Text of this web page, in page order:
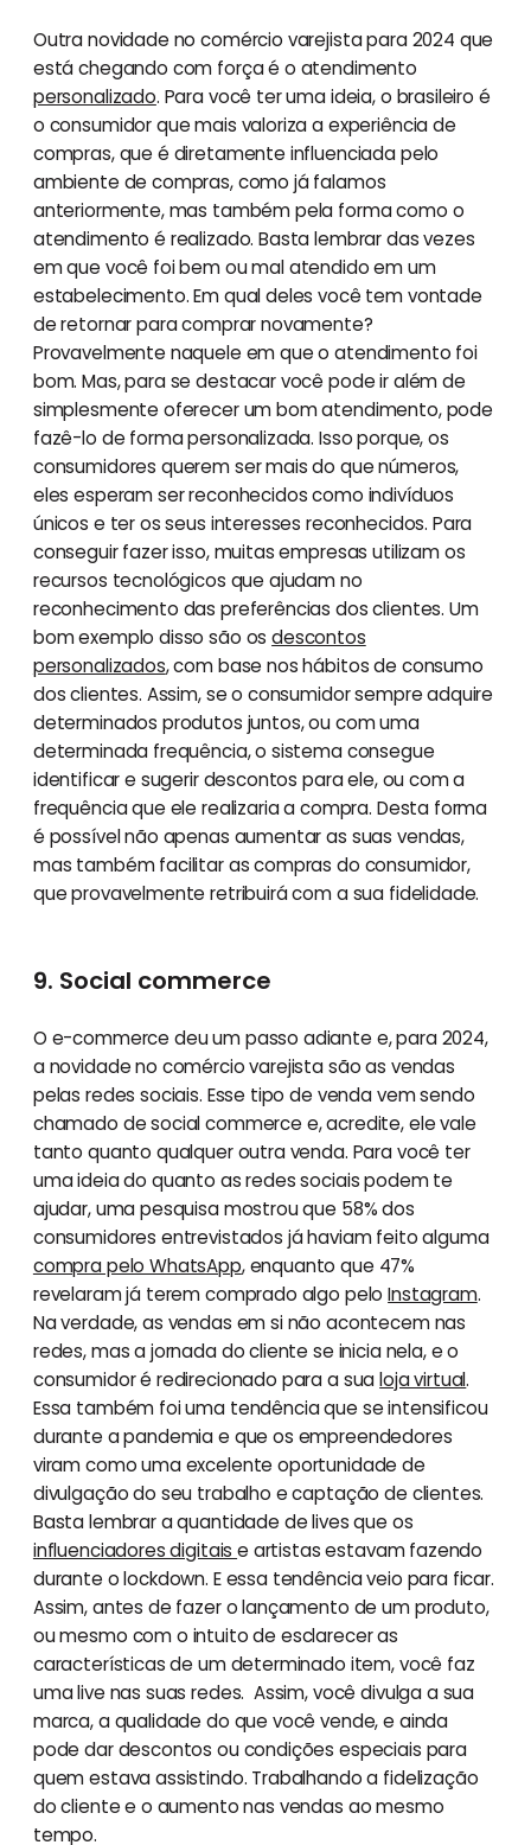
Outra novidade no comércio varejista para 2024 que
está chegando com força é o atendimento
personalizado. Para você ter uma ideia, o brasileiro é
o consumidor que mais valoriza a experiência de
compras, que é diretamente influenciada pelo
ambiente de compras, como já falamos
anteriormente, mas também pela forma como o
atendimento é realizado. Basta lembrar das vezes
em que você foi bem ou mal atendido em um
estabelecimento. Em qual deles você tem vontade
de retornar para comprar novamente?
Provavelmente naquele em que o atendimento foi
bom. Mas, para se destacar você pode ir além de
simplesmente oferecer um bom atendimento, pode
fazê-lo de forma personalizada. Isso porque, os
consumidores querem ser mais do que números,
eles esperam ser reconhecidos como indivíduos
únicos e ter os seus interesses reconhecidos. Para
conseguir fazer isso, muitas empresas utilizam os
recursos tecnológicos que ajudam no
reconhecimento das preferências dos clientes. Um
bom exemplo disso são osdescontos
personalizados, com base nos hábitos de consumo
dos clientes. Assim, se o consumidor sempre adquire
determinados produtos juntos, ou com uma
determinada frequência, o sistema consegue
identificar e sugerir descontos para ele, ou com a
frequência que ele realizaria a compra. Desta forma
é possível não apenas aumentar as suas vendas,
mas também facilitar as compras do consumidor,
que provavelmente retribuirá com a sua fidelidade.
9. Social commerce
O e-commerce deu um passo adiante e, para 2024,
a novidade no comércio varejista são as vendas
pelas redes sociais. Esse tipo de venda vem sendo
chamado de social commerce e, acredite, ele vale
tanto quanto qualquer outra venda. Para você ter
uma ideia do quanto as redes sociais podem te
ajudar, uma pesquisa mostrou que 58% dos
consumidores entrevistados já haviam feito alguma
compra pelo WhatsApp, enquanto que 47%
revelaram já terem comprado algo peloInstagram.
Na verdade, as vendas em si não acontecem nas
redes, mas a jornada do cliente se inicia nela, e o
consumidor é redirecionado para a sualoja virtual.
Essa também foi uma tendência que se intensificou
durante a pandemia e que os empreendedores
viram como uma excelente oportunidade de
divulgação do seu trabalho e captação de clientes.
Basta lembrar a quantidade de lives que os
influenciadores digitaise artistas estavam fazendo
durante o lockdown. E essa tendência veio para ficar.
Assim, antes de fazer o lançamento de um produto,
ou mesmo com o intuito de esclarecer as
características de um determinado item, você faz
uma live nas suas redes. Assim, você divulga a sua
marca, a qualidade do que você vende, e ainda
pode dar descontos ou condições especiais para
quem estava assistindo. Trabalhando a fidelização
do cliente e o aumento nas vendas ao mesmo
tempo.